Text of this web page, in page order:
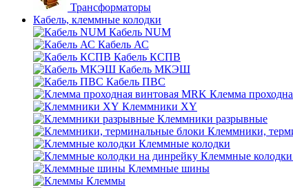
Трансформаторы
Кабель, клеммные колодки
Кабель NUM
Кабель АС
Кабель КСПВ
Кабель МКЭШ
Кабель ПВС
Клемма
Клеммники XY
Клеммники разрывные
Клеммники,
Клеммные колодки
Клеммные
Клеммные шины
Клеммы